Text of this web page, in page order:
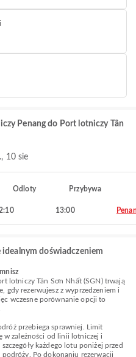
Penang do Port lotniczy Tân
10 sie
Odloty Przybywa
13:00
idealnym doświadczeniem
lotniczy Tân Sơn Nhất (SGN) trwają
gdy rezerwujesz z wyprzedzeniem i
wczesne porównanie opcji to
przebiega sprawniej. Limit
w zależności od linii lotniczej i
każdego lotu poniżej przed
Po dokonaniu rezerwacji